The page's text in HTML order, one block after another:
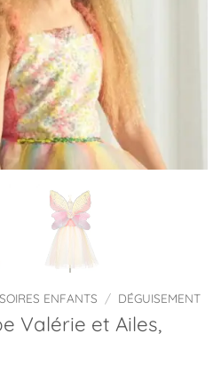
ENFANTS / DÉGUISEMENT
Valérie et Ailes,